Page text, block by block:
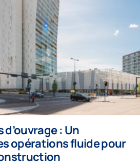
: Un
opérations fluide pour